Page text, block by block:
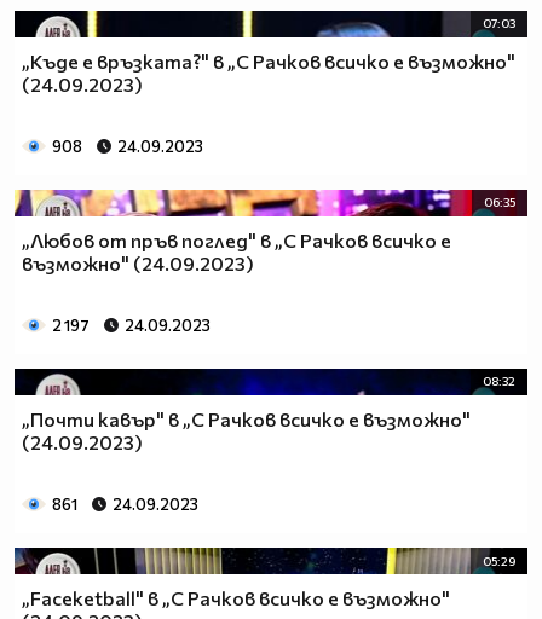
07:03
„Къде е връзката?" в „С Рачков всичко е възможно"
(24.09.2023)
908 24.09.2023
06:35
„Любов от пръв поглед" в „С Рачков всичко е
възможно" (24.09.2023)
2 197 24.09.2023
08:32
„Почти кавър" в „С Рачков всичко е възможно"
(24.09.2023)
861 24.09.2023
05:29
„Faceketball" в „С Рачков всичко е възможно"